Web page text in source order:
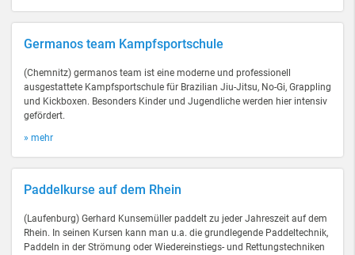
Germanos team Kampfsportschule
(Chemnitz) germanos team ist eine moderne und professionell
ausgestattete Kampfsportschule für Brazilian Jiu-Jitsu, No-Gi, Grappling
und Kickboxen. Besonders Kinder und Jugendliche werden hier intensiv
gefördert.
» mehr
Paddelkurse auf dem Rhein
(Laufenburg) Gerhard Kunsemüller paddelt zu jeder Jahreszeit auf dem
Rhein. In seinen Kursen kann man u.a. die grundlegende Paddeltechnik,
Paddeln in der Strömung oder Wiedereinstiegs- und Rettungstechniken